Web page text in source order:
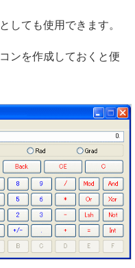
しても使用できます。
ンを作成しておくと便